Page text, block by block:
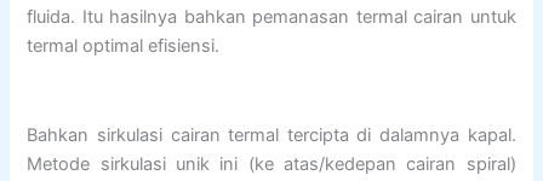
fluida. Itu hasilnya bahkan pemanasan termal cairan untuk
termal optimal efisiensi.
Bahkan sirkulasi cairan termal tercipta di dalamnya kapal.
Metode sirkulasi unik ini (ke atas/kedepan cairan spiral)